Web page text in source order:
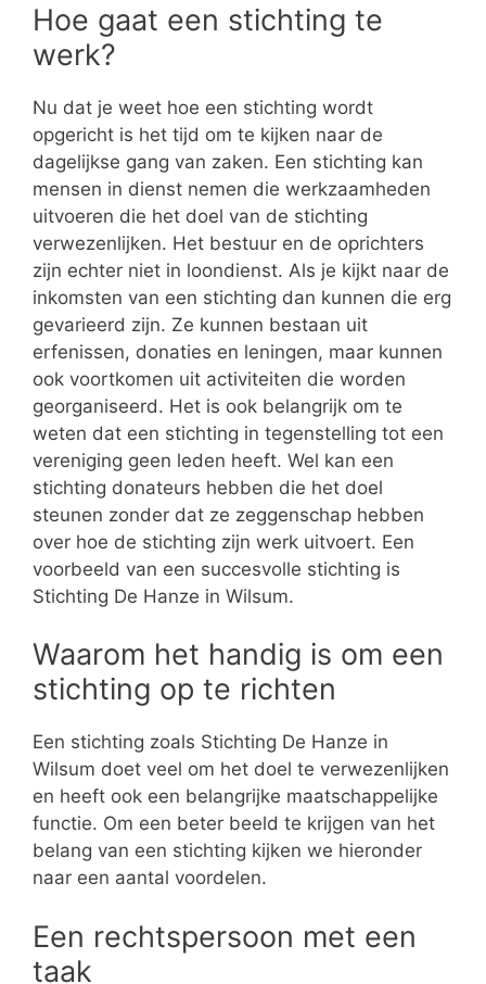
Hoe gaat een stichting te
werk?
Nu dat je weet hoe een stichting wordt
opgericht is het tijd om te kijken naar de
dagelijkse gang van zaken. Een stichting kan
mensen in dienst nemen die werkzaamheden
uitvoeren die het doel van de stichting
verwezenlijken. Het bestuur en de oprichters
zijn echter niet in loondienst. Als je kijkt naar de
inkomsten van een stichting dan kunnen die erg
gevarieerd zijn. Ze kunnen bestaan uit
erfenissen, donaties en leningen, maar kunnen
ook voortkomen uit activiteiten die worden
georganiseerd. Het is ook belangrijk om te
weten dat een stichting in tegenstelling tot een
vereniging geen leden heeft. Wel kan een
stichting donateurs hebben die het doel
steunen zonder dat ze zeggenschap hebben
over hoe de stichting zijn werk uitvoert. Een
voorbeeld van een succesvolle stichting is
Stichting De Hanze in Wilsum.
Waarom het handig is om een
stichting op te richten
Een stichting zoals Stichting De Hanze in
Wilsum doet veel om het doel te verwezenlijken
en heeft ook een belangrijke maatschappelijke
functie. Om een beter beeld te krijgen van het
belang van een stichting kijken we hieronder
naar een aantal voordelen.
Een rechtspersoon met een
taak